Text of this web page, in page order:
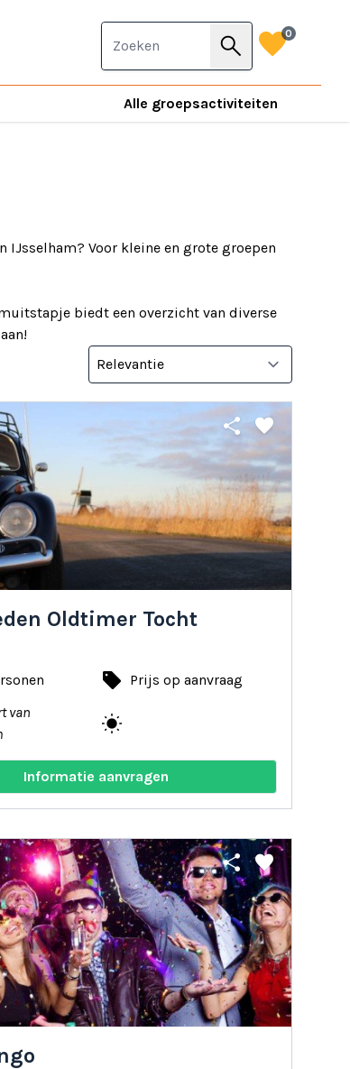
Alle groepsactiviteiten
search favorite0
Voor kleine en grote groepen
biedt een overzicht van diverse
share favorite
Oldtimer Tocht
local_offer Prijs op aanvraag
van
wb_sunny
Informatie aanvragen
share favorite